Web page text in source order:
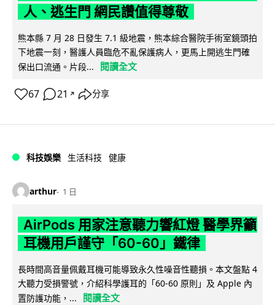
人、逃生門 網民讚值得尊敬
熊本縣 7 月 28 日發生 7.1 級地震，熊本綜合醫院手術室鏡頭拍
下地震一刻，醫護人員臨危不亂保護病人，更馬上開逃生門確
保出口流通。片段...
閱讀全文
67 21 ↗ 分享
科技娛樂 生活科技 健康
arthur 1 日
AirPods 用家注意聽力響紅燈 醫學界籲
耳機用戶謹守「60-60」鐵律
長時間高音量佩戴耳機可能導致永久性噪音性聽損。本文盤點 4
大聽力受損警號，介紹科學護耳的「60-60 原則」及 Apple 內
置防護功能，...
閱讀全文